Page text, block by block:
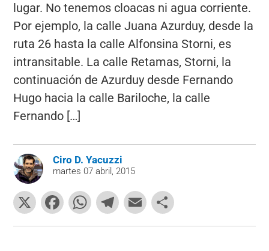
lugar. No tenemos cloacas ni agua corriente.
Por ejemplo, la calle Juana Azurduy, desde la
ruta 26 hasta la calle Alfonsina Storni, es
intransitable. La calle Retamas, Storni, la
continuación de Azurduy desde Fernando
Hugo hacia la calle Bariloche, la calle
Fernando […]
Ciro D. Yacuzzi
martes 07 abril, 2015
X
F
a
W
h
T
el
E
m o